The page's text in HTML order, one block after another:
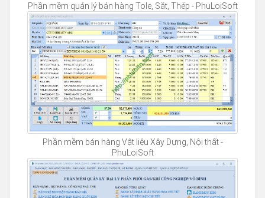
Phần mềm quản lý bán hàng Tole, Sắt, Thép - PhuLoiSoft
Phần mềm bán hàng Vật liệu Xây Dựng, Nội thất -
PhuLoiSoft